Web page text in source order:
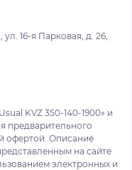
16-я Парковая, д. 26,
KVZ 350-140-1900» и
предварительного
офертой. Описание
на сайте
электронных и